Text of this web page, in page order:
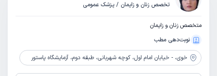
تخصص زنان و زایمان / پزشک عمومی
متخصص زنان و زایمان
نوبت‌دهی مطب
خوی، - خیابان امام اول، کوچه شهربانی، طبقه دوم، آزمایشگاه پاستور